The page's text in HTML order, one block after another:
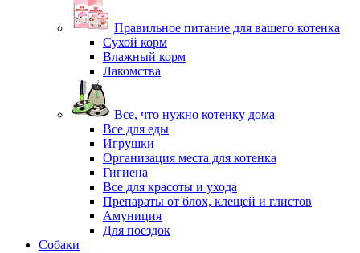
Правильное питание для вашего котенка
Сухой корм
Влажный корм
Лакомства
Все, что нужно котенку дома
Все для еды
Игрушки
Организация места для котенка
Гигиена
Все для красоты и ухода
Препараты от блох, клещей и глистов
Амуниция
Для поездок
Собаки